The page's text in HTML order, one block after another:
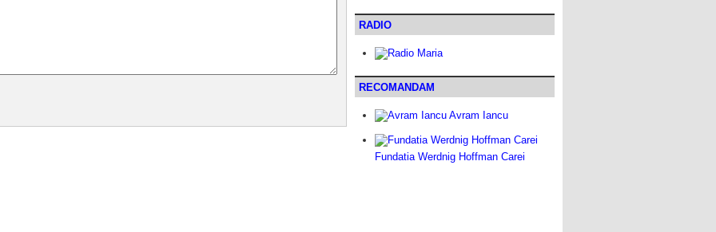
RADIO
RECOMANDAM
Avram Iancu
Fundatia Werdnig Hoffman Carei